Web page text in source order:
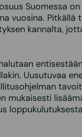
Suomessa
vuosina.
kannalta,
Uusutuvaa
mukaisesti